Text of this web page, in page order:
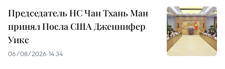
Председатель НС Чан Тхань Ман
принял Посла США Дженнифер
Уикс
06/08/2026 14:34